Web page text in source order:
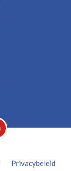
Privacybeleid